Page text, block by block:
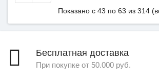
Показано с 43 по 63 из 314
Бесплатная доставка
При покупке от 50.000 руб.